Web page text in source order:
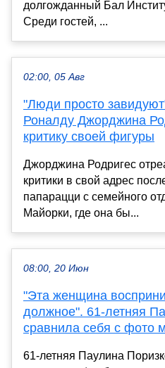
долгожданный Бал
Среди гостей, ...
02:00, 05 Авг
"Люди просто
Роналду Джорджина
критику своей фигуры
Джорджина Родригес
критики в свой адрес
папарацци с семейного
Майорки, где она бы...
08:00, 20 Июн
"Эта женщина
должное". 61-летняя
сравнила себя с фото
61-летняя Паулина